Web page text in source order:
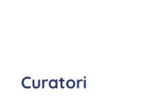
Curatori